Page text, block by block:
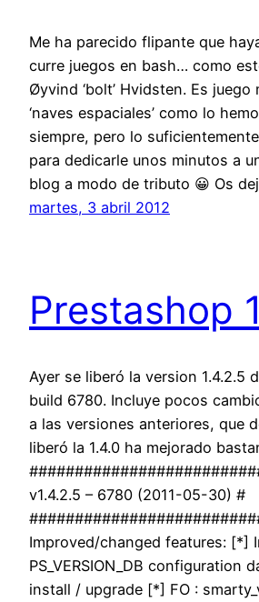
Me ha parecido flipante que
curre juegos en bash… como
Øyvind ‘bolt’ Hvidsten. Es juego
‘naves espaciales’ como lo
siempre, pero lo
para dedicarle unos minutos a
blog a modo de tributo 😀 Os
martes, 3 abril 2012
Prestashop
Ayer se liberó la version 1.4.2.5
build 6780. Incluye pocos
a las versiones anteriores, que
liberó la 1.4.0 ha mejorado
v1.4.2.5 – 6780 (2011-05-30) #
Improved/changed features: [*]
PS_VERSION_DB configuration
install / upgrade [*] FO :